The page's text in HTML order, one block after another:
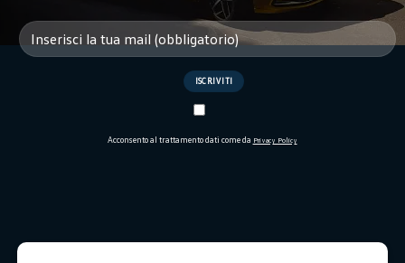
Acconsento al trattamento dati come da Privacy Policy